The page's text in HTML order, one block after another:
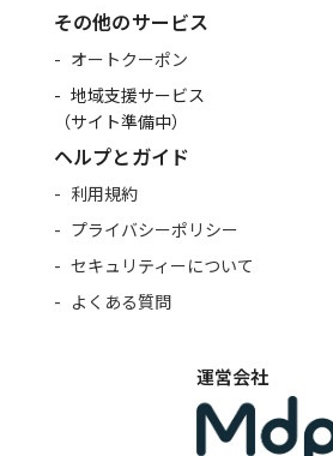
運営会社
その他のサービス
オートクーポン
地域支援サービス
（サイト準備中）
ヘルプとガイド
利用規約
プライバシーポリシー
セキュリティーについて
よくある質問